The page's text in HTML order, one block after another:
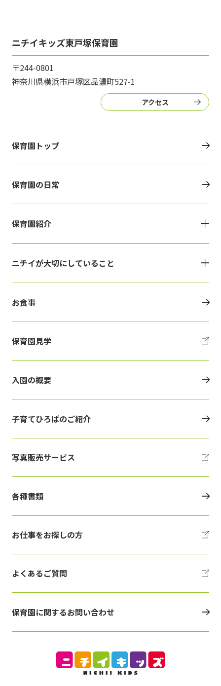
ニチイキッズ東戸塚保育園
〒244-0801
神奈川県横浜市戸塚区品濃町527-1
アクセス
保育園トップ
保育園の日常
保育園紹介
ニチイが大切にしていること
お食事
保育園見学
入園の概要
子育てひろばのご紹介
写真販売サービス
各種書類
お仕事をお探しの方
よくあるご質問
保育園に関するお問い合わせ